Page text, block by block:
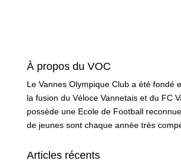
À propos du VOC
Le Vannes Olympique Club a été fondé
la fusion du Véloce Vannetais et du FC
possède une Ecole de Football
de jeunes sont chaque année très
Articles récents